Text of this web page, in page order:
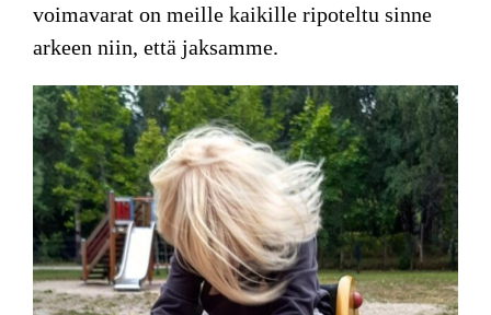
voimavarat on meille kaikille ripoteltu sinne
arkeen niin, että jaksamme.